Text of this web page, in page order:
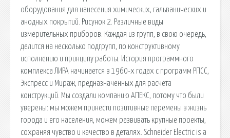
оборудования для нанесения химических, гальванических и
анодных покрытий. Рисунок 2. Различные виды
измерительных приборов. Каждая из групп, в свою очередь,
делится на несколько подгрупп, по конструктивному
исполнению и принципу работы. История программного
комплекса ЛИРА начинается в 1960-х годах с программ РПСС,
Экспресс и Мираж, предназначенных для расчета
конструкций. Мы создали компанию АПЕКС, потому что были
уверены: мы можем принести позитивные перемены в жизнь
города и его населения, можем развивать крупные проекты,
сохраняя чувство и качество в деталях. Schneider Electric is a